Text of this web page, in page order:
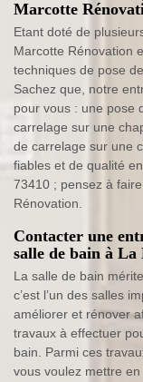
Marcotte
Etant doté de
Marcotte Rénovation
techniques de pose
Sachez que, notre
pour vous : une pose
carrelage sur une
de carrelage sur une
fiables et de qualité
73410 ; pensez à
Rénovation.
Contacter une
salle de bain à La
La salle de bain
c’est l’un des salles
améliorer et rénover
travaux à effectuer
bain. Parmi ces
vous voulez mettre